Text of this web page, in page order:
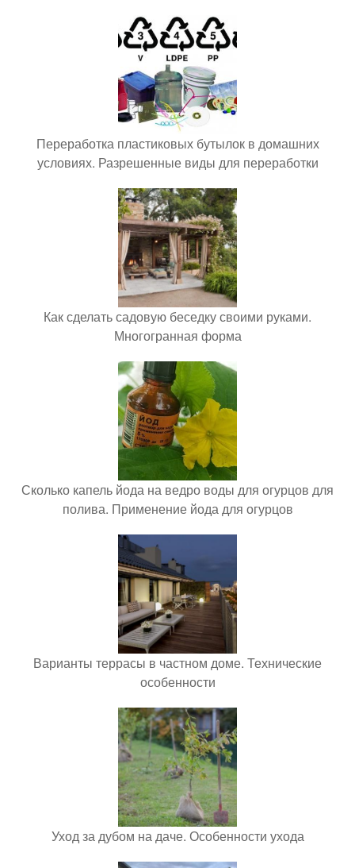
Переработка пластиковых бутылок в домашних
условиях. Разрешенные виды для переработки
Как сделать садовую беседку своими руками.
Многогранная форма
Сколько капель йода на ведро воды для огурцов для
полива. Применение йода для огурцов
Варианты террасы в частном доме. Технические
особенности
Уход за дубом на даче. Особенности ухода